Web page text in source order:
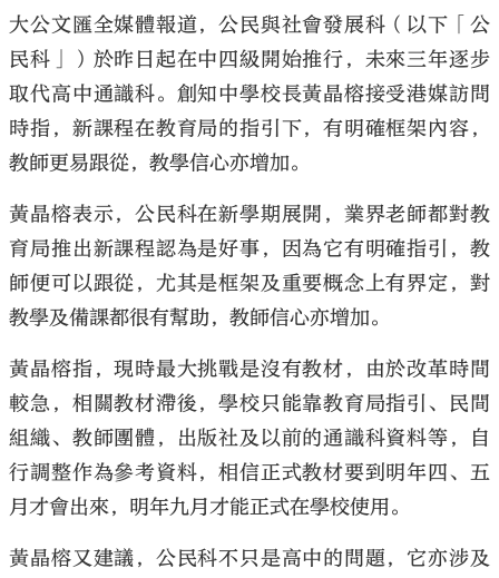
大公文匯全媒體報道，公民與社會發展科（以下「公
民科」）於昨日起在中四級開始推行，未來三年逐步
取代高中通識科。創知中學校長黃晶榕接受港媒訪問
時指，新課程在教育局的指引下，有明確框架內容，
教師更易跟從，教學信心亦增加。
黃晶榕表示，公民科在新學期展開，業界老師都對教
育局推出新課程認為是好事，因為它有明確指引，教
師便可以跟從，尤其是框架及重要概念上有界定，對
教學及備課都很有幫助，教師信心亦增加。
黃晶榕指，現時最大挑戰是沒有教材，由於改革時間
較急，相關教材滯後，學校只能靠教育局指引、民間
組織、教師團體，出版社及以前的通識科資料等，自
行調整作為參考資料，相信正式教材要到明年四、五
月才會出來，明年九月才能正式在學校使用。
黃晶榕又建議，公民科不只是高中的問題，它亦涉及